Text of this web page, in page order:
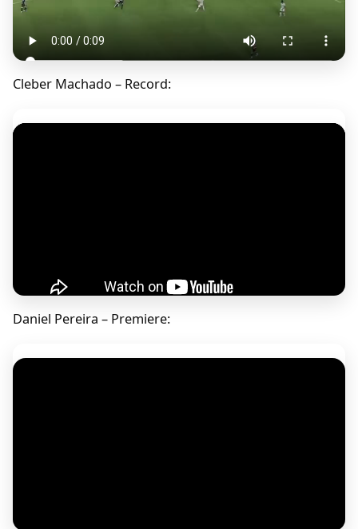
Cleber Machado – Record:
Daniel Pereira – Premiere: